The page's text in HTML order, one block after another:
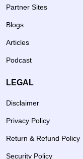
Partner Sites
Blogs
Articles
Podcast
LEGAL
Disclaimer
Privacy Policy
Return & Refund Policy
Security Policy